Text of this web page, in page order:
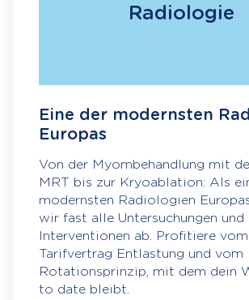
Radiologie
Eine der modernsten
Europas
Von der Myombehandlung mit
MRT bis zur Kryoablation: Als
modernsten Radiologien
wir fast alle Untersuchungen und
Interventionen ab. Profitiere vom
Tarifvertrag Entlastung und vom
Rotationsprinzip, mit dem dein
to date bleibt.